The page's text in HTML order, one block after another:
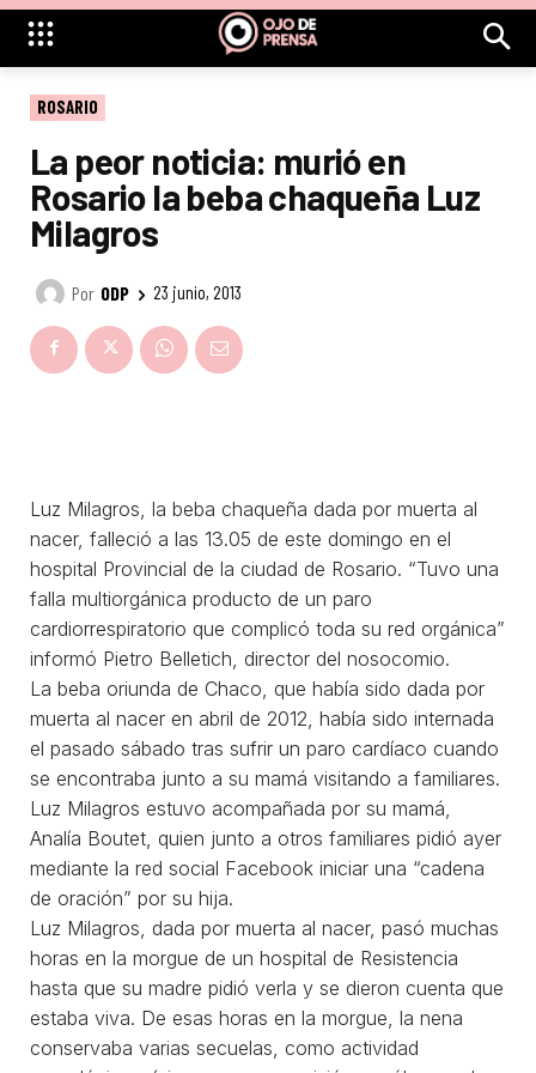
ROSARIO
La peor noticia: murió en
Rosario la beba chaqueña Luz
Milagros
Por ODP 23 junio, 2013
Luz Milagros, la beba chaqueña dada por muerta al
nacer, falleció a las 13.05 de este domingo en el
hospital Provincial de la ciudad de Rosario. “Tuvo una
falla multiorgánica producto de un paro
cardiorrespiratorio que complicó toda su red orgánica”
informó Pietro Belletich, director del nosocomio.
La beba oriunda de Chaco, que había sido dada por
muerta al nacer en abril de 2012, había sido internada
el pasado sábado tras sufrir un paro cardíaco cuando
se encontraba junto a su mamá visitando a familiares.
Luz Milagros estuvo acompañada por su mamá,
Analía Boutet, quien junto a otros familiares pidió ayer
mediante la red social Facebook iniciar una “cadena
de oración” por su hija.
Luz Milagros, dada por muerta al nacer, pasó muchas
horas en la morgue de un hospital de Resistencia
hasta que su madre pidió verla y se dieron cuenta que
estaba viva. De esas horas en la morgue, la nena
conservaba varias secuelas, como actividad